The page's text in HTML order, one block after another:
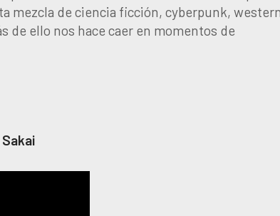
mezcla de ciencia ficción, cyberpunk,
de ello nos hace caer en momentos de